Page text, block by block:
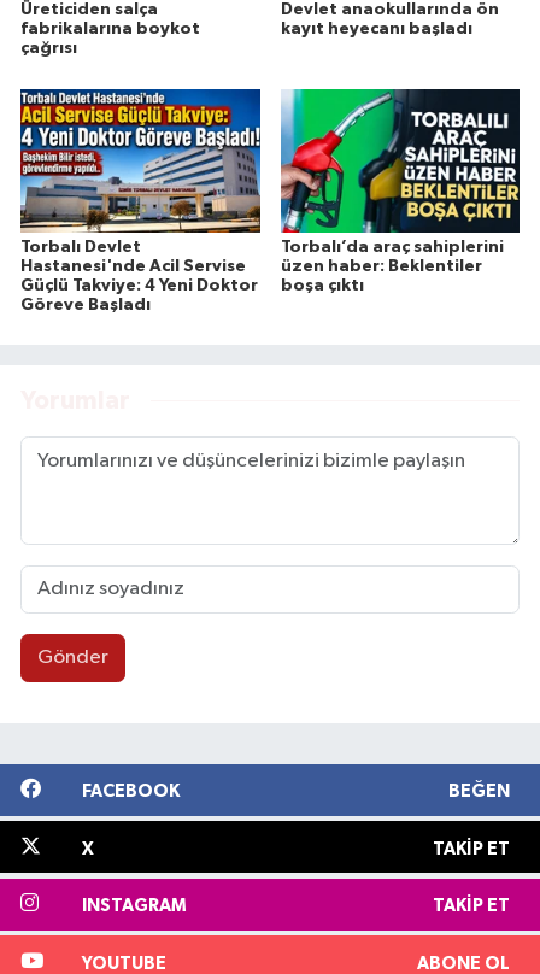
Üreticiden salça
fabrikalarına boykot
çağrısı
Devlet anaokullarında ön
kayıt heyecanı başladı
Torbalı Devlet
Hastanesi'nde Acil Servise
Güçlü Takviye: 4 Yeni Doktor
Göreve Başladı
Torbalı’da araç sahiplerini
üzen haber: Beklentiler
boşa çıktı
Gönder
FACEBOOK BEĞEN
X TAKIP ET
INSTAGRAM TAKIP ET
YOUTUBE ABONE OL